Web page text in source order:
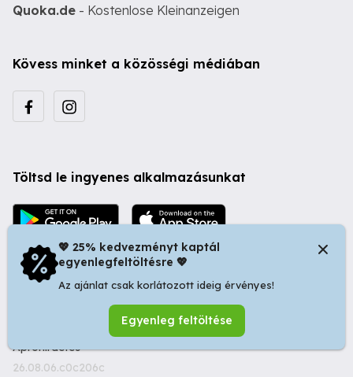
Quoka.de - Kostenlose Kleinanzeigen
Kövess minket a közösségi médiában
Töltsd le ingyenes alkalmazásunkat
© 2026 Startapró S.R.L. | Bulevardul Dacia nr 34, Oradea
410346, Romania | Tax ID: RO44483373 -
Ingyenes
Apróhirdetés
26.08.06.c0c206c
💖 25% kedvezményt kaptál
egyenlegfeltöltésre 💖
Az ajánlat csak korlátozott ideig érvényes!
Egyenleg feltöltése